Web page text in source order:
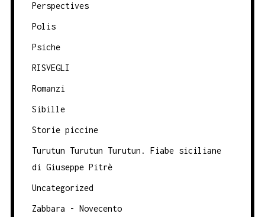
Perspectives
Polis
Psiche
RISVEGLI
Romanzi
Sibille
Storie piccine
Turutun Turutun Turutun. Fiabe siciliane
di Giuseppe Pitrè
Uncategorized
Zabbara - Novecento